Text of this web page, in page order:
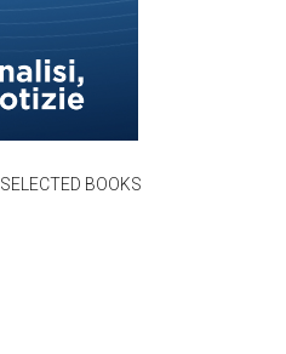
SELECTED BOOKS